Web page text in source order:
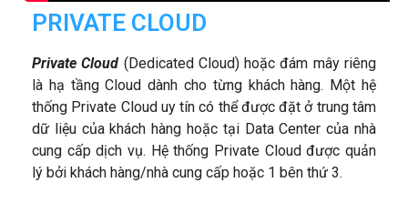
PRIVATE CLOUD​
Private Cloud (Dedicated Cloud) hoặc đám mây riêng
là hạ tầng Cloud dành cho từng khách hàng. Một hệ
thống Private Cloud uy tín có thể được đặt ở trung tâm
dữ liệu của khách hàng hoặc tại Data Center của nhà
cung cấp dịch vụ. Hệ thống Private Cloud được quản
lý bởi khách hàng/nhà cung cấp hoặc 1 bên thứ 3.